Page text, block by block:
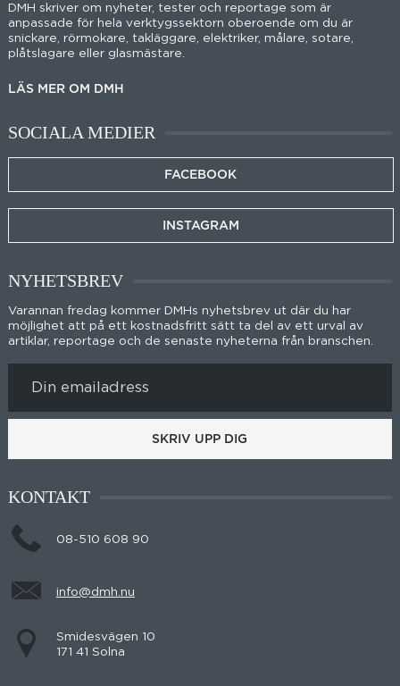
DMH skriver om nyheter, tester och reportage som är
anpassade för hela verktygssektorn oberoende om du är
snickare, rörmokare, takläggare, elektriker, målare, sotare,
plåtslagare eller glasmästare.
LÄS MER OM DMH
SOCIALA MEDIER
FACEBOOK
INSTAGRAM
NYHETSBREV
Varannan fredag kommer DMHs nyhetsbrev ut där du har
möjlighet att på ett kostnadsfritt sätt ta del av ett urval av
artiklar, reportage och de senaste nyheterna från branschen.
SKRIV UPP DIG
KONTAKT
08-510 608 90
info@dmh.nu
Smidesvägen 10
171 41 Solna